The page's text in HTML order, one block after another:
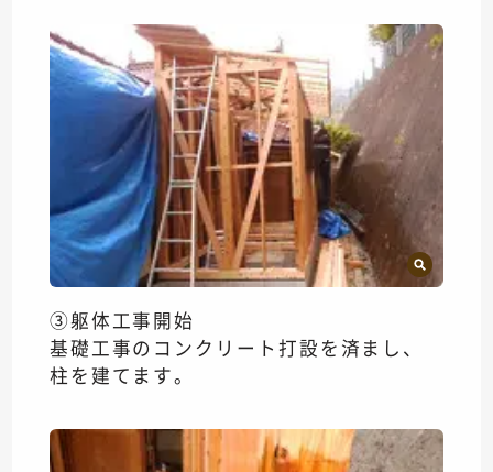
③躯体工事開始
基礎工事のコンクリート打設を済まし、
柱を建てます。